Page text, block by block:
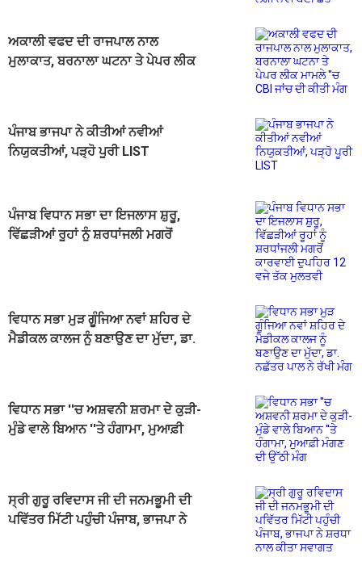
ਅਕਾਲੀ ਵਫਦ ਦੀ ਰਾਜਪਾਲ ਨਾਲ
ਮੁਲਾਕਾਤ, ਬਰਨਾਲਾ ਘਟਨਾ ਤੇ ਪੇਪਰ ਲੀਕ
ਪੰਜਾਬ ਭਾਜਪਾ ਨੇ ਕੀਤੀਆਂ ਨਵੀਆਂ
ਨਿਯੁਕਤੀਆਂ, ਪੜ੍ਹੋ ਪੂਰੀ LIST
ਪੰਜਾਬ ਵਿਧਾਨ ਸਭਾ ਦਾ ਇਜਲਾਸ ਸ਼ੁਰੂ,
ਵਿੱਛੜੀਆਂ ਰੂਹਾਂ ਨੂੰ ਸ਼ਰਧਾਂਜਲੀ ਮਗਰੋਂ
ਵਿਧਾਨ ਸਭਾ ਮੁੜ ਗੂੰਜਿਆ ਨਵਾਂ ਸ਼ਹਿਰ ਦੇ
ਮੈਡੀਕਲ ਕਾਲਜ ਨੂੰ ਬਣਾਉਣ ਦਾ ਮੁੱਦਾ, ਡਾ.
ਵਿਧਾਨ ਸਭਾ ''ਚ ਅਸ਼ਵਨੀ ਸ਼ਰਮਾ ਦੇ ਕੁੜੀ-
ਮੁੰਡੇ ਵਾਲੇ ਬਿਆਨ ''ਤੇ ਹੰਗਾਮਾ, ਮੁਆਫ਼ੀ
ਸ੍ਰੀ ਗੁਰੂ ਰਵਿਦਾਸ ਜੀ ਦੀ ਜਨਮਭੂਮੀ ਦੀ
ਪਵਿੱਤਰ ਮਿੱਟੀ ਪਹੁੰਚੀ ਪੰਜਾਬ, ਭਾਜਪਾ ਨੇ